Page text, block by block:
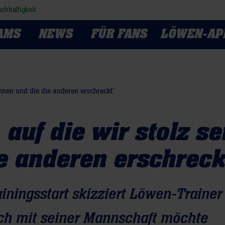
NEWS FÜR FANS LÖWEN-
und die die anderen erschreckt“
auf die wir stolz
anderen
skizziert Löwen-Trainer
mit seiner Mannschaft möchte